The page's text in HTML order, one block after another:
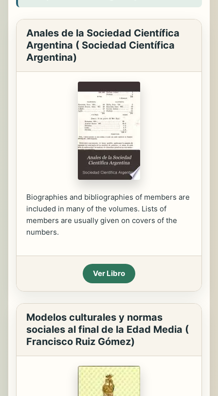
Anales de la Sociedad Científica
Argentina ( Sociedad Científica
Argentina)
Biographies and bibliographies of members are
included in many of the volumes. Lists of
members are usually given on covers of the
numbers.
Ver Libro
Modelos culturales y normas
sociales al final de la Edad Media (
Francisco Ruiz Gómez)